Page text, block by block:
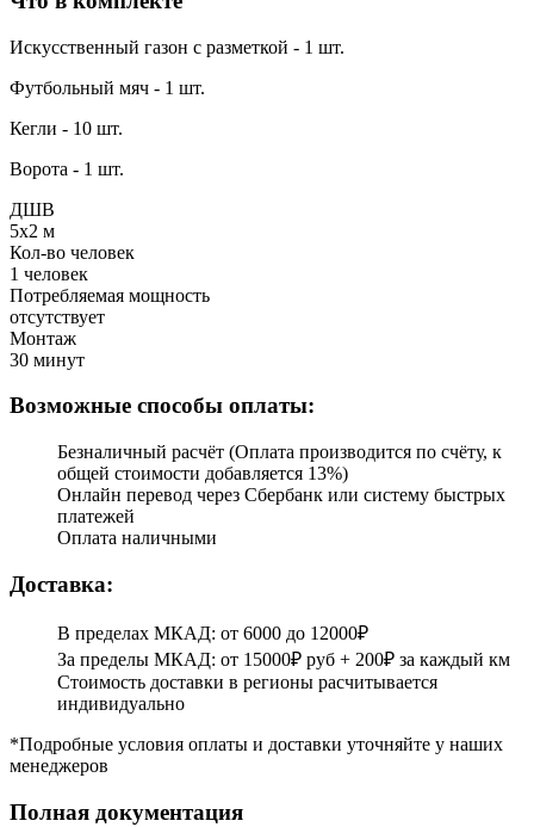
Искусственный газон с разметкой - 1 шт.
Футбольный мяч - 1 шт.
Кегли - 10 шт.
Ворота - 1 шт.
ДШВ
5x2 м
Кол-во человек
1 человек
Потребляемая мощность
отсутствует
Монтаж
30 минут
Возможные способы оплаты:
Безналичный расчёт (Оплата производится по счёту, к
общей стоимости добавляется 13%)
Онлайн перевод через Сбербанк или систему быстрых
платежей
Оплата наличными
Доставка:
В пределах МКАД: от 6000 до 12000₽
За пределы МКАД: от 15000₽ руб + 200₽ за каждый км
Стоимость доставки в регионы расчитывается
индивидуально
*Подробные условия оплаты и доставки уточняйте у наших
менеджеров
Полная документация